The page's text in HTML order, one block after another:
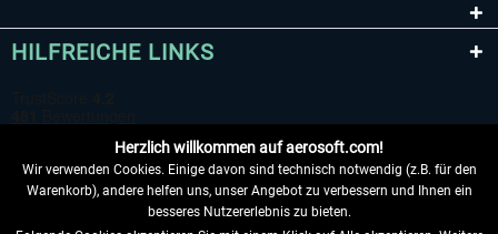
HILFREICHE LINKS
Herzlich willkommen auf aerosoft.com!
Wir verwenden Cookies. Einige davon sind technisch notwendig (z.B. für den
Warenkorb), andere helfen uns, unser Angebot zu verbessern und Ihnen ein
besseres Nutzererlebnis zu bieten.